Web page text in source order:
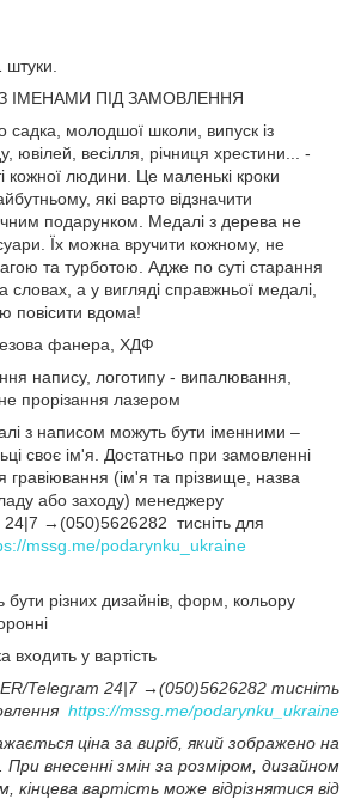
штуки.
ІМЕНАМИ ПІД ЗАМОВЛЕННЯ
садка, молодшої школи, випуск із
ювілей, весілля, річниця хрестини... -
кожної людини. Це маленькі кроки
які варто відзначити
подарунком. Медалі з дерева не
Їх можна вручити кожному, не
та турботою. Адже по суті старання
словах, а у вигляді справжньої медалі,
повісити вдома!
фанера, ХДФ
напису, логотипу - випалювання,
прорізання лазером
з написом можуть бути іменними –
своє ім'я. Достатньо при замовленні
гравіювання (ім'я та прізвище, назва
або заходу) менеджеру
24|7 →(050)5626282 тисніть для
mssg.me/podarynku_ukraine
бути різних дизайнів, форм, кольору
входить у вартість
Telegram 24|7 →(050)5626282 тисніть
https://mssg.me/podarynku_ukraine
ціна за виріб, який зображено на
внесенні змін за розміром, дизайном
кінцева вартість може відрізнятися від